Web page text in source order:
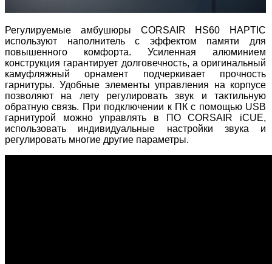
Регулируемые амбушюры CORSAIR HS60 HAPTIC
используют наполнитель с эффектом памяти для
повышенного комфорта. Усиленная алюминием
конструкция гарантирует долговечность, а оригинальный
камуфляжный орнамент подчеркивает прочность
гарнитуры. Удобные элементы управления на корпусе
позволяют на лету регулировать звук и тактильную
обратную связь. При подключении к ПК с помощью USB
гарнитурой можно управлять в ПО CORSAIR iCUE,
использовать индивидуальные настройки звука и
регулировать многие другие параметры.